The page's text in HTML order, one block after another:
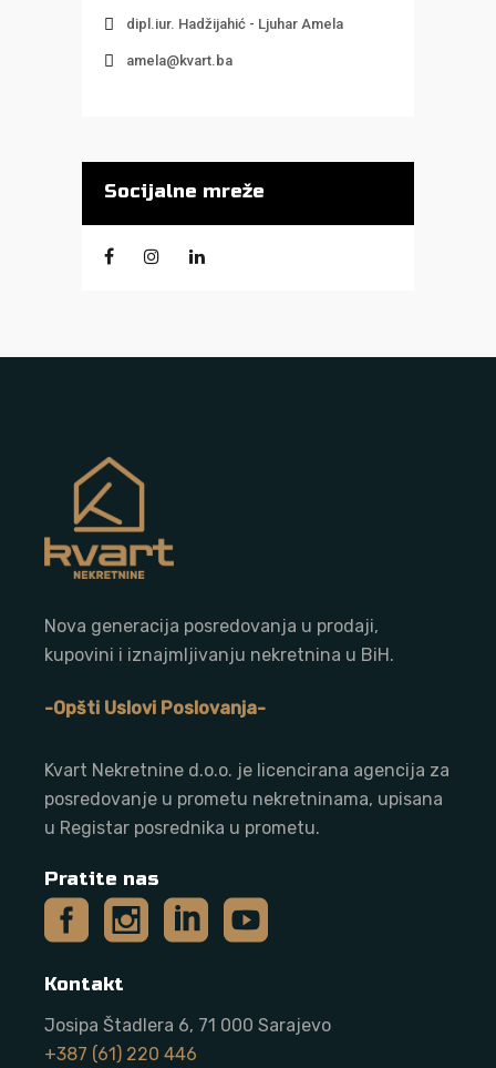
dipl.iur. Hadžijahić - Ljuhar Amela
amela@kvart.ba
Socijalne mreže
Nova generacija posredovanja u prodaji,
kupovini i iznajmljivanju nekretnina u BiH.
-Opšti Uslovi Poslovanja-
Kvart Nekretnine d.o.o. je licencirana agencija za
posredovanje u prometu nekretninama, upisana
u Registar posrednika u prometu.
Pratite nas
Kontakt
Josipa Štadlera 6, 71 000 Sarajevo
+387 (61) 220 446